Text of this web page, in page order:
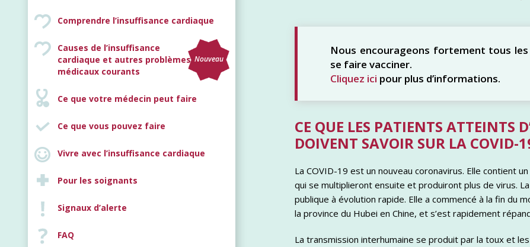
Comprendre l’insuffisance cardiaque
Causes de l’insuffisance
cardiaque et autres problèmes
médicaux courants
Nouveau
Ce que votre médecin peut faire
Ce que vous pouvez faire
Vivre avec l’insuffisance cardiaque
Pour les soignants
Signaux d’alerte
FAQ
Nous encourageons fortement tous
se faire vacciner.
Cliquez ici pour plus d’informations.
CE QUE LES PATIENTS ATTEINTS
DOIVENT SAVOIR SUR LA COVID-
La COVID-19 est un nouveau coronavirus. Elle contient
qui se multiplieront ensuite et produiront plus de virus.
publique à évolution rapide. Elle a commencé à la fin du
la province du Hubei en Chine, et s’est rapidement
La transmission interhumaine se produit par la toux et